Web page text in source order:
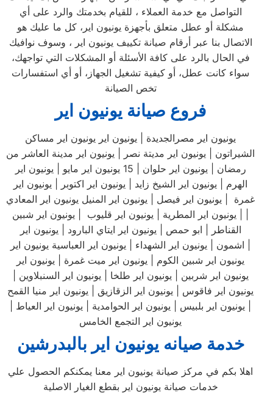
التواصل مع خدمة العملاء ، للقيام بخدمتك والرد على أي
مشكلة أو عطل متعلق بأجهزة يونيون اير، كل ما عليك هو
الاتصال بنا عبر أرقام صيانة تكييف يونيون اير ، وسوف نوافيك
في الحال بالرد على كافة الأسئلة أو المشكلات التي تواجهك،
سواء كانت عطل، أو كيفية تشغيل الجهاز، أو أي استفسارات
تخص الصيانة
فروع صيانة يونيون اير
يونيون اير مصرالجديدة | يونيون اير يونيون اير مساكن
الشيراتون | يونيون اير مديتة نصر | يونيون اير مدينة العاشر من
رمضان | يونيون اير حلوان | 15 يونيون اير مايو | يونيون اير
الهرم | يونيون اير الشيخ زايد | يونيون اير اكتوبر | يونيون اير
غمرة | يونيون اير فيصل | يونيون اير المنيل يونيون اير المعادي
| | يونيون اير المطرية | يونيون اير قليوب | يونيون اير شبين
القناطر | ابو حمص | يونيون اير ايتاي البارود | يونيون اير
يونيون اير شبين الكوم | يونيون اير ميت غمرة | يونيون اير
يونيون اير شربين | يونيون اير طلخا | يونيون اير السنبلاوين |
يونيون اير فاقوس | يونيون اير الزقازيق | يونيون اير منيا القمح
| يونيون اير بلبيس | يونيون اير الحوامدية | يونيون اير العياط |
يونيون اير التجمع الخامس
خدمة صيانه يونيون اير بالبدرشين
اهلا بكم في مركز صيانة يونيون اير معنا يمكنكم الحصول علي
خدمات صيانة يونيون اير بقطع الغيار الاصلية